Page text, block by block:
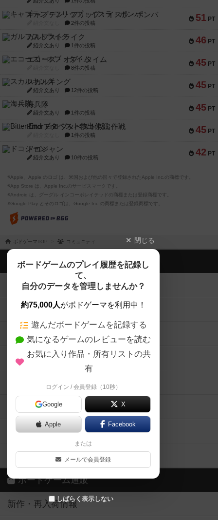
51 PT
キャプテン・フリップ：イスラ・ボンバ
2件の投稿
46 PT
ガルフストライク
紹介文あり 1件の投稿
45 PT
エコーズ・オブ・タイム
8件の投稿
45 PT
スカルキング
紹介文あり 12件の投稿
45 PT
海兵隊
紹介文あり 1件の投稿
45 PT
Bitter End ブタペスト救出作戦
1件の投稿
42 PT
ドコジャン
紹介文あり 10件の投稿
※Apple、Apple のロゴ は、米国および他の国々で登録されたApple Inc.の商標です。
※App Store は、Apple Inc.のサービスマークです。
※Android は、グーグル インコーポレイテッドの商標または登録商標です。
※Google Play とそのロゴは、Google Inc.の商標または登録商標です。
ボドゲーマTOP コミュニティ 閉じる
ボードゲームのプレイ履歴を記録し
て、
自分のデータを管理しませんか？
約75,000人がボドゲーマを利用中！
遊んだボードゲームを記録する
気になるゲームのレビューを読む
お気に入り作品・所有リストの共
有
ログイン / 会員登録（10秒）
Google X
Apple Facebook
または
メールで会員登録
しばらく表示しない
ボドゲーマTOP
ボードゲームを検索する
ボードゲームの新着レビュー
ボードゲーム会情報
メカニクス特集
掲示板・トピックス
ボドとも・会員一覧
ボードゲーム業界コラム
ボドゲーマご利用案内
ボードゲーム通販
新作・再入荷情報